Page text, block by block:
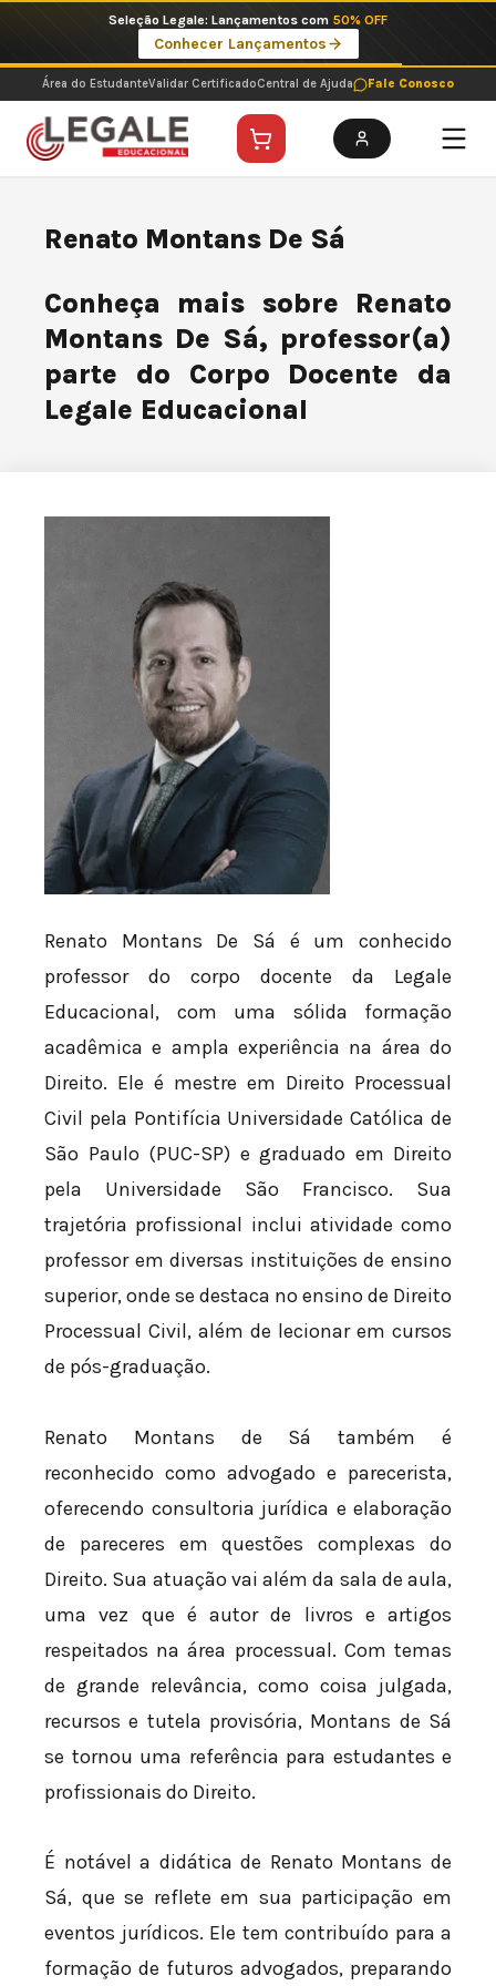
o
conteúdo
Seleção Legale: Lançamentos com 50% OFF
Conhecer Lançamentos
Área do EstudanteValidar CertificadoCentral de Ajuda Fale Conosco
Renato Montans De Sá
Conheça mais sobre Renato
Montans De Sá, professor(a)
parte do Corpo Docente da
Legale Educacional
Renato Montans De Sá é um conhecido
professor do corpo docente da Legale
Educacional, com uma sólida formação
acadêmica e ampla experiência na área do
Direito. Ele é mestre em Direito Processual
Civil pela Pontifícia Universidade Católica de
São Paulo (PUC-SP) e graduado em Direito
pela Universidade São Francisco. Sua
trajetória profissional inclui atividade como
professor em diversas instituições de ensino
superior, onde se destaca no ensino de Direito
Processual Civil, além de lecionar em cursos
de pós-graduação.
Renato Montans de Sá também é
reconhecido como advogado e parecerista,
oferecendo consultoria jurídica e elaboração
de pareceres em questões complexas do
Direito. Sua atuação vai além da sala de aula,
uma vez que é autor de livros e artigos
respeitados na área processual. Com temas
de grande relevância, como coisa julgada,
recursos e tutela provisória, Montans de Sá
se tornou uma referência para estudantes e
profissionais do Direito.
É notável a didática de Renato Montans de
Sá, que se reflete em sua participação em
eventos jurídicos. Ele tem contribuído para a
formação de futuros advogados, preparando